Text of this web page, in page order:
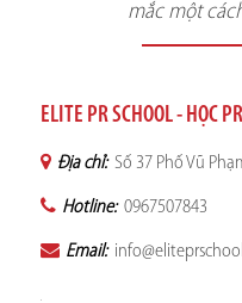
mắc một
ELITE PR SCHOOL - HỌC
Địa chỉ: Số 37 Phố Vũ
Hotline: 0967507843
Email: